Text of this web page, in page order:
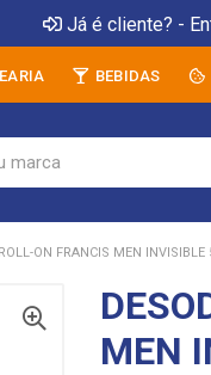
Já é cliente? -
BEBIDAS
ON FRANCIS MEN INVISIBLE
MEN